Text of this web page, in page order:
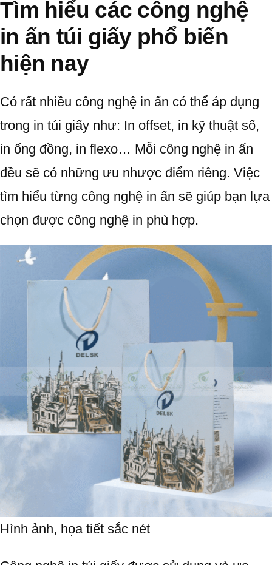
Tìm hiểu các công nghệ
in ấn túi giấy phổ biến
hiện nay
Có rất nhiều công nghệ in ấn có thể áp dụng
trong in túi giấy như: In offset, in kỹ thuật số,
in ống đồng, in flexo… Mỗi công nghệ in ấn
đều sẽ có những ưu nhược điểm riêng. Việc
tìm hiểu từng công nghệ in ấn sẽ giúp bạn lựa
chọn được công nghệ in phù hợp.
Hình ảnh, họa tiết sắc nét